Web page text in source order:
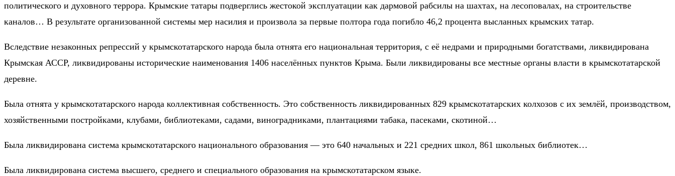
политического и духовного террора. Крымские татары подверглись жестокой эксплуатации как дармовой рабсилы на шахтах, на лесоповалах, на строительстве
каналов… В результате организованной системы мер насилия и произвола за первые полтора года погибло 46,2 процента высланных крымских татар.
Вследствие незаконных репрессий у крымскотатарского народа была отнята его национальная территория, с её недрами и природными богатствами, ликвидирована
Крымская АССР, ликвидированы исторические наименования 1406 населённых пунктов Крыма. Были ликвидированы все местные органы власти в крымскотатарской
деревне.
Была отнята у крымскотатарского народа коллективная собственность. Это собственность ликвидированных 829 крымскотатарских колхозов с их землёй, производством,
хозяйственными постройками, клубами, библиотеками, садами, виноградниками, плантациями табака, пасеками, скотиной…
Была ликвидирована система крымскотатарского национального образования — это 640 начальных и 221 средних школ, 861 школьных библиотек…
Была ликвидирована система высшего, среднего и специального образования на крымскотатарском языке.